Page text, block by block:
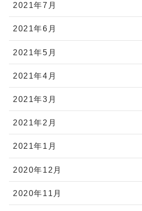
2021年7月
2021年6月
2021年5月
2021年4月
2021年3月
2021年2月
2021年1月
2020年12月
2020年11月